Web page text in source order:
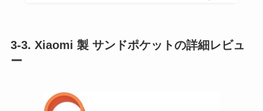
3-3. Xiaomi 製 サンドポケットの詳細レビュ
ー